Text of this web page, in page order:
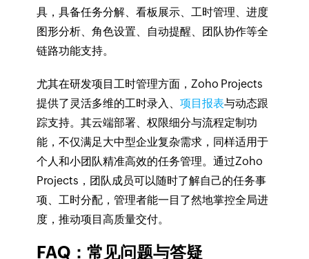
具，具备任务分解、看板展示、工时管理、进度
图形分析、角色设置、自动提醒、团队协作等全
链路功能支持。
尤其在研发项目工时管理方面，Zoho Projects
提供了灵活多维的工时录入、 项目报表与动态跟
踪支持。其云端部署、权限细分与流程定制功
能，不仅满足大中型企业复杂需求，同样适用于
个人和小团队精准高效的任务管理。通过Zoho
Projects，团队成员可以随时了解自己的任务事
项、工时分配，管理者能一目了然地掌控全局进
度，推动项目高质量交付。
FAQ：常见问题与答疑